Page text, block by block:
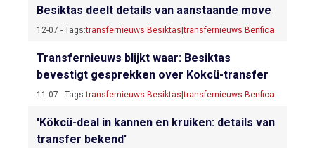
Besiktas deelt details van aanstaande move
12-07 - Tags:transfernieuws Besiktas |transfernieuws Benfica
Transfernieuws blijkt waar: Besiktas
bevestigt gesprekken over Kokcü-transfer
11-07 - Tags:transfernieuws Besiktas |transfernieuws Benfica
'Kökcü-deal in kannen en kruiken: details van
transfer bekend'